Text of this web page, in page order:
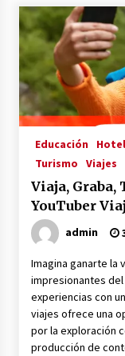
Educación
Turismo
Viajes
Viaja, Graba,
YouTuber
admin
Imagina ganarte la
impresionantes
experiencias con
viajes ofrece una
por la exploración
producción de